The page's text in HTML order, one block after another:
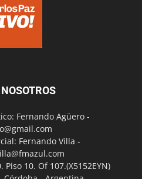
Fernando Agüero -
Fernando Villa -
10. Of 107.(X5152EYN)